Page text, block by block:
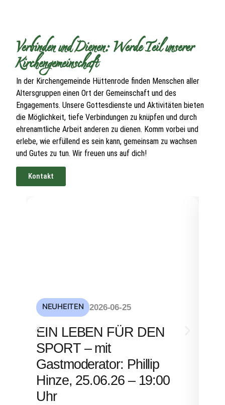
Verbinden und Dienen: Werde Teil unserer
Kirchengemeinschaft
In der Kirchengemeinde Hüttenrode finden Menschen aller
Altersgruppen einen Ort der Gemeinschaft und des
Engagements. Unsere Gottesdienste und Aktivitäten bieten
die Möglichkeit, tiefe Verbindungen zu knüpfen und durch
ehrenamtliche Arbeit anderen zu dienen. Komm vorbei und
erlebe, wie erfüllend es sein kann, gemeinsam zu wachsen
und Gutes zu tun. Wir freuen uns auf dich!
Kontakt
NEUHEITEN 2026-06-25
EIN LEBEN FÜR DEN
SPORT – mit
Gastmoderator: Phillip
Hinze, 25.06.26 – 19:00
Uhr